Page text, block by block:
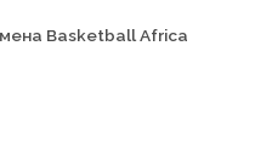
Basketball Africa